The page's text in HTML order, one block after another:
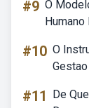
#9 O
#10 O
#11
De